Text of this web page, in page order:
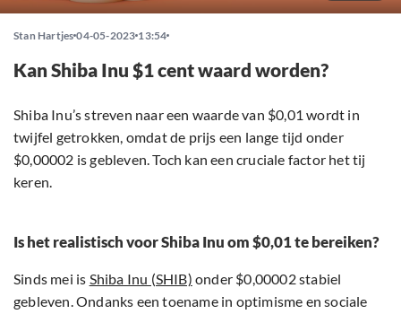
Stan Hartjes 04-05-2023 13:54
Kan Shiba Inu $1 cent waard worden?
Shiba Inu’s streven naar een waarde van $0,01 wordt in
twijfel getrokken, omdat de prijs een lange tijd onder
$0,00002 is gebleven. Toch kan een cruciale factor het tij
keren.
Is het realistisch voor Shiba Inu om $0,01 te bereiken?
Sinds mei is Shiba Inu (SHIB) onder $0,00002 stabiel
gebleven. Ondanks een toename in optimisme en sociale